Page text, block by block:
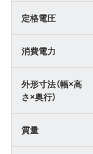
定格電圧
消費電力
外形寸法（幅×高
さ×奥行）
質量